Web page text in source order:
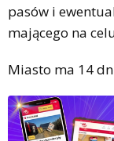
pasów i
mającego na
Miasto ma 14